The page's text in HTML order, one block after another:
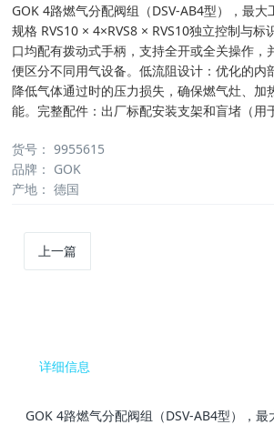
GOK 4路燃气分配阀组（DSV-AB4型），最
规格 RVS10 × 4×RVS8 × RVS10独立控制与
口均配有拨动式手柄，支持全开或全关操作，
便区分不同用气设备。低流阻设计：优化的内
降低气体通过时的压力损失，确保燃气灶、加
能。完整配件：出厂标配安装支架和盲堵（用
货号 ： 9955615
品牌 ： GOK
产地 ： 德国
上一篇
详细信息
GOK 4路燃气分配阀组（DSV-AB4型），最